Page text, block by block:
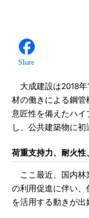
Share
大成建設は2018年
材の働きによる鋼管
意匠性を備えたハイ
し、公共建築物に初
荷重支持力、耐火
ここ最近、国内林
の利用促進に伴い
を活用する動きが出